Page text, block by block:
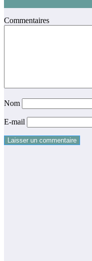
Commentaires
Nom
E-mail